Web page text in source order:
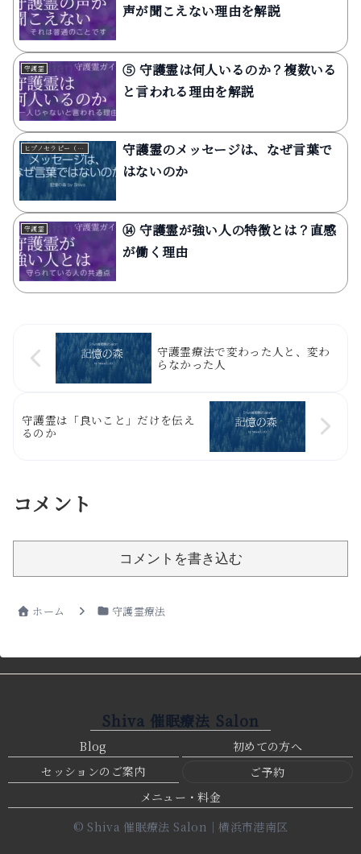
声が聞こえない理由を解説
守護霊
⑤ 守護霊は何人いるのか？複数いる
と言われる理由を解説
ヒプノセラピー（催眠療法）
守護霊のメッセージは、なぜ言葉で
はないのか
守護霊
⑭ 守護霊が強い人の特徴とは？直感
が働く理由
守護霊療法で変わった人と、変わ
らなかった人
守護霊は「良いこと」だけを伝え
るのか
コメント
コメントを書き込む
ホーム 守護霊療法
Shiva 催眠療法 Salon
Blog
初めての方へ
セッションのご案内
ご予約
メニュー・料金
© Shiva 催眠療法 Salon｜横浜市港南区